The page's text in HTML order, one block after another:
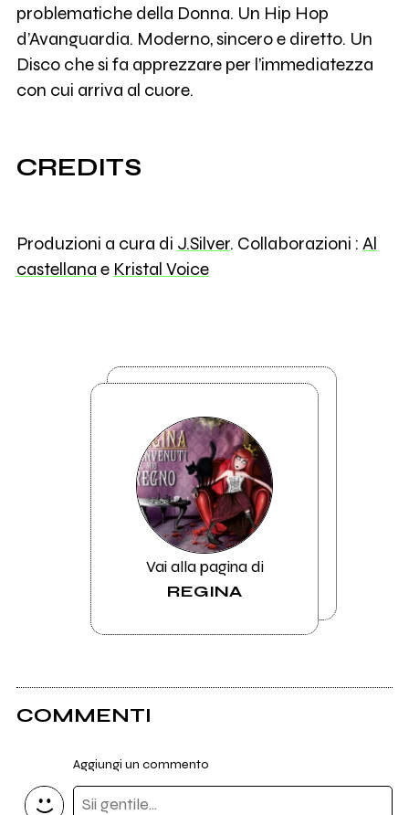
problematiche della Donna. Un Hip Hop
d’Avanguardia. Moderno, sincero e diretto. Un
Disco che si fa apprezzare per l’immediatezza
con cui arriva al cuore.
CREDITS
Produzioni a cura di J.Silver. Collaborazioni : Al
castellana e Kristal Voice
Vai alla pagina di
REGINA
COMMENTI
Aggiungi un commento